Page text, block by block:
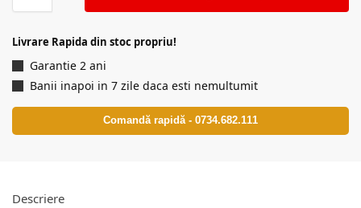
Livrare Rapida din stoc propriu!
Garantie 2 ani
Banii inapoi in 7 zile daca esti nemultumit
Comandă rapidă - 0734.682.111
Descriere